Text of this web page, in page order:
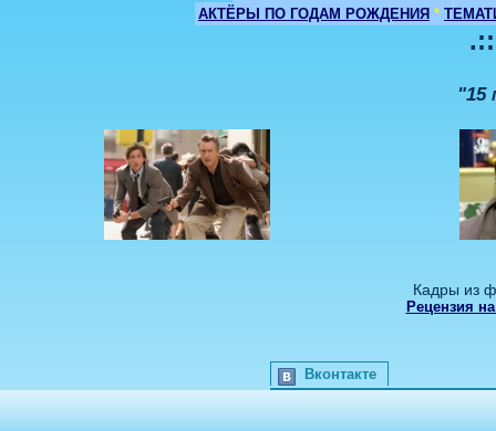
АКТЁРЫ ПО ГОДАМ РОЖДЕНИЯ *
"15
Кадры из
Рецензия
Вконтакте